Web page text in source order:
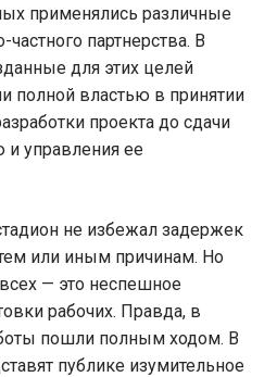
применялись различные
партнерства. В
для этих целей
полной властью в принятии
проекта до сдачи
и управления ее
не избежал задержек
или иным причинам. Но
— это неспешное
рабочих. Правда, в
пошли полным ходом. В
публике изумительное